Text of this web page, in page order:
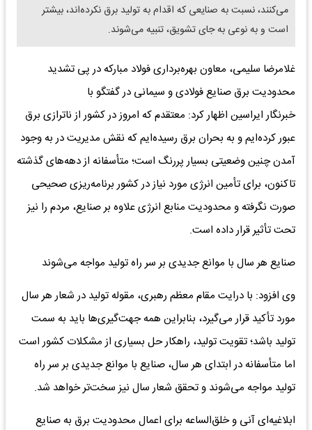
می‌کنند، نسبت به صنایعی که اقدام به تولید برق نکرده‌اند، بیشتر
است و به نوعی به جای تشویق، تنبیه می‌شوند.
غلامرضا سلیمی، معاون بهره‌برداری فولاد مبارکه در پی تشدید
محدودیت برق صنایع فولادی و سیمانی در گفتگو با
خبرنگار ایراسین اظهار کرد: معتقدم که امروز در کشور از ناترازی برق
عبور کرده‌ایم و به بحران برق رسیده‌ایم که نقش مدیریت در به وجود
آمدن چنین وضعیتی بسیار پررنگ است؛ متأسفانه از دهه‌های گذشته
تاکنون، برای تأمین انرژی مورد نیاز در کشور برنامه‌ریزی صحیحی
صورت نگرفته و محدودیت منابع انرژی علاوه بر صنایع، مردم را نیز
تحت تأثیر قرار داده است.‌
صنایع هر سال با موانع جدیدی بر سر راه تولید مواجه می‌شوند
وی افزود: با درایت مقام معظم رهبری، مقوله تولید در شعار هر سال
مورد تأکید قرار می‌گیرد، بنابراین همه جهت‌گیری‌ها باید به سمت
تولید باشد؛ تقویت تولید، راهکار حل بسیاری از مشکلات کشور است
اما متأسفانه در ابتدای هر سال، صنایع با موانع جدیدی بر سر راه
تولید مواجه می‌شوند و تحقق شعار سال نیز سخت‌تر خواهد شد.
ابلاغیه‌ای آنی و خلق‌الساعه برای اعمال محدودیت برق به صنایع